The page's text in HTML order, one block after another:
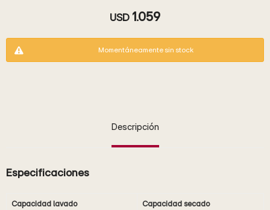
USD 1.059
Momentáneamente sin stock
Descripción
Especificaciones
Capacidad lavado
Capacidad secado